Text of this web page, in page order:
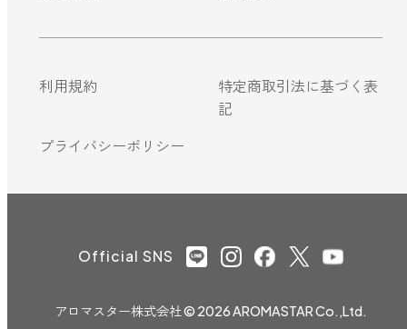
利用規約
特定商取引法に基づく表
記
プライバシーポリシー
Official SNS
アロマスター株式会社© 2026 AROMASTAR Co.,Ltd.